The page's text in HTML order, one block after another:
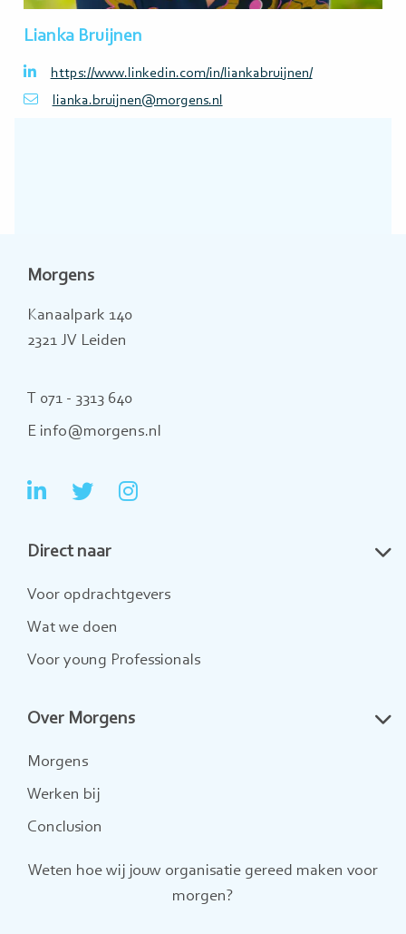
Lianka Bruijnen
https://www.linkedin.com/in/liankabruijnen/
lianka.bruijnen@morgens.nl
Morgens
Kanaalpark 140
2321 JV Leiden
T 071 - 3313 640
E info@morgens.nl
Ga
LinkedIn
Ga
Twitter
Ga
Direct naar
Voor opdrachtgevers
Wat we doen
Voor young Professionals
Over Morgens
Morgens
Werken bij
Conclusion
Weten hoe wij jouw organisatie gereed maken voor
morgen?